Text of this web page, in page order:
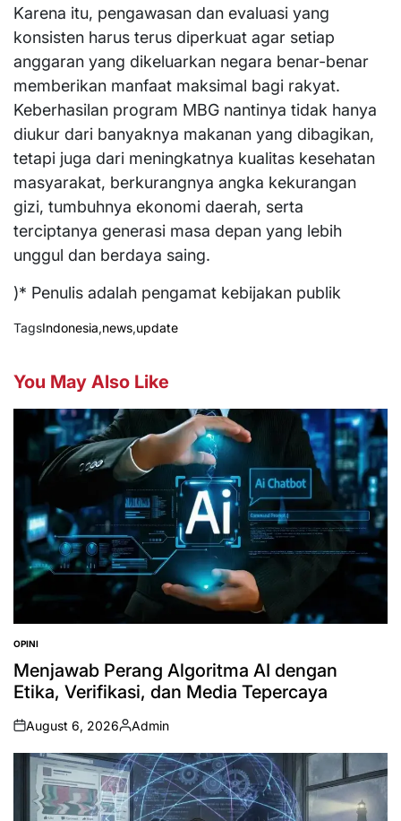
Karena itu, pengawasan dan evaluasi yang
konsisten harus terus diperkuat agar setiap
anggaran yang dikeluarkan negara benar-benar
memberikan manfaat maksimal bagi rakyat.
Keberhasilan program MBG nantinya tidak hanya
diukur dari banyaknya makanan yang dibagikan,
tetapi juga dari meningkatnya kualitas kesehatan
masyarakat, berkurangnya angka kekurangan
gizi, tumbuhnya ekonomi daerah, serta
terciptanya generasi masa depan yang lebih
unggul dan berdaya saing.
)* Penulis adalah pengamat kebijakan publik
TagsIndonesia,news,update
You May Also Like
POSTED
IN
OPINI
Menjawab Perang Algoritma AI dengan
Etika, Verifikasi, dan Media Tepercaya
on
August 6, 2026
Posted
by
Admin